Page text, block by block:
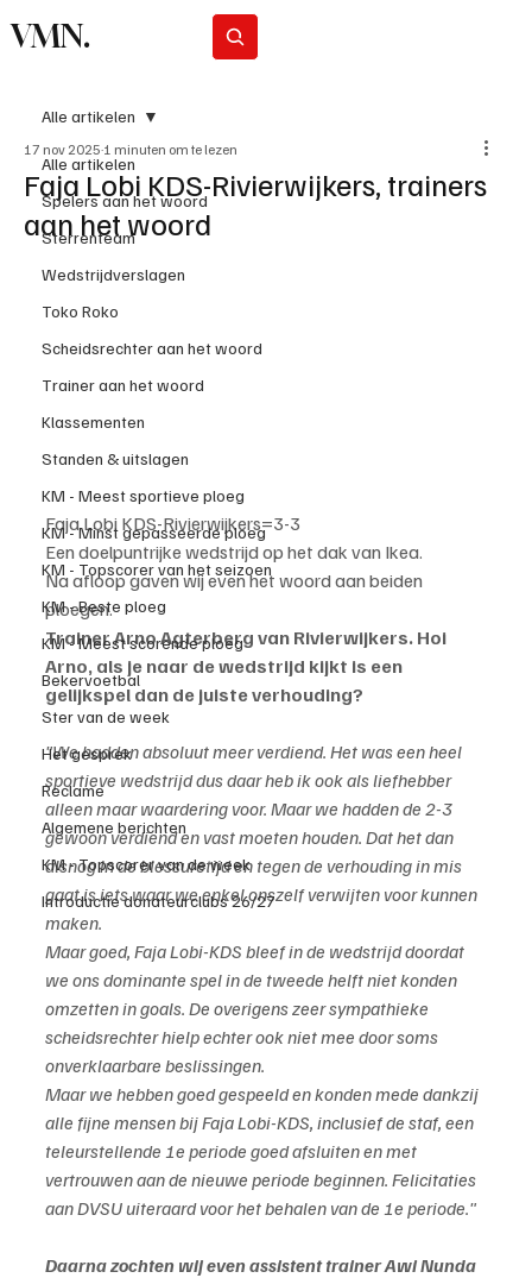
VMN.
Alle artikelen
Spelers aan het woord
Sterrenteam
Wedstrijdverslagen
Toko Roko
Scheidsrechter aan het woord
Trainer aan het woord
Klassementen
Standen & uitslagen
KM - Meest sportieve ploeg
KM - Minst gepasseerde ploeg
KM - Topscorer van het seizoen
KM - Beste ploeg
KM - Meest scorende ploeg
Bekervoetbal
Ster van de week
Het gesprek
Reclame
Algemene berichten
KM - Topscorer van de week
Introductie donateurclubs 26/27
Alle artikelen
Faja Lobi KDS-Rivierwijkers, trainers
aan het woord
17 nov 2025 1 minuten om te lezen
Faja Lobi KDS-Rivierwijkers=3-3
Een doelpuntrijke wedstrijd op het dak van Ikea.
Na afloop gaven wij even het woord aan beiden
ploegen.
Trainer Arno Agterberg van Rivierwijkers. Hoi
Arno, als je naar de wedstrijd kijkt is een
gelijkspel dan de juiste verhouding?
"We hadden absoluut meer verdiend. Het was een heel
sportieve wedstrijd dus daar heb ik ook als liefhebber
alleen maar waardering voor. Maar we hadden de 2-3
gewoon verdiend en vast moeten houden. Dat het dan
alsnog in de blessuretijd en tegen de verhouding in mis
gaat is iets waar we enkel onszelf verwijten voor kunnen
maken.
Maar goed, Faja Lobi-KDS bleef in de wedstrijd doordat
we ons dominante spel in de tweede helft niet konden
omzetten in goals. De overigens zeer sympathieke
scheidsrechter hielp echter ook niet mee door soms
onverklaarbare beslissingen.
Maar we hebben goed gespeeld en konden mede dankzij
alle fijne mensen bij Faja Lobi-KDS, inclusief de staf, een
teleurstellende 1e periode goed afsluiten en met
vertrouwen aan de nieuwe periode beginnen. Felicitaties
aan DVSU uiteraard voor het behalen van de 1e periode."
Daarna zochten wij even assistent trainer Awi Nunda